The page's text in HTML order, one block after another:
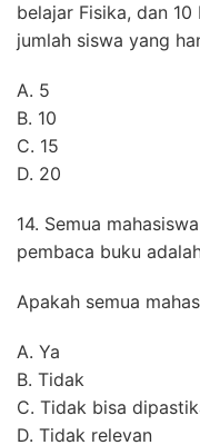
belajar Fisika, dan
jumlah siswa yang
A. 5
B. 10
C. 15
D. 20
14. Semua
pembaca buku
Apakah semua
A. Ya
B. Tidak
C. Tidak bisa
D. Tidak relevan